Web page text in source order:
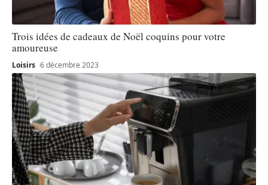
Trois idées de cadeaux de Noël coquins pour votre
amoureuse
Loisirs 6 décembre 2023